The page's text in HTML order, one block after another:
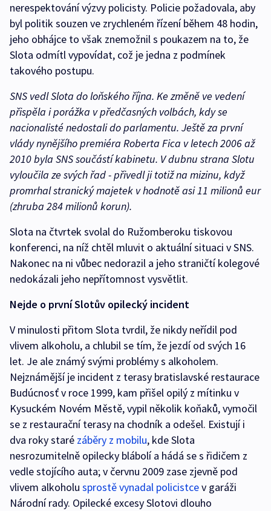
nerespektování výzvy policisty. Policie požadovala, aby
byl politik souzen ve zrychleném řízení během 48 hodin,
jeho obhájce to však znemožnil s poukazem na to, že
Slota odmítl vypovídat, což je jedna z podmínek
takového postupu.
SNS vedl Slota do loňského října. Ke změně ve vedení
přispěla i porážka v předčasných volbách, kdy se
nacionalisté nedostali do parlamentu. Ještě za první
vlády nynějšího premiéra Roberta Fica v letech 2006 až
2010 byla SNS součástí kabinetu. V dubnu strana Slotu
vyloučila ze svých řad - přivedl ji totiž na mizinu, když
promrhal stranický majetek v hodnotě asi 11 milionů eur
(zhruba 284 milionů korun).
Slota na čtvrtek svolal do Ružomberoku tiskovou
konferenci, na níž chtěl mluvit o aktuální situaci v SNS.
Nakonec na ni vůbec nedorazil a jeho straničtí kolegové
nedokázali jeho nepřítomnost vysvětlit.
Nejde o první Slotův opilecký incident
V minulosti přitom Slota tvrdil, že nikdy neřídil pod
vlivem alkoholu, a chlubil se tím, že jezdí od svých 16
let. Je ale známý svými problémy s alkoholem.
Nejznámější je incident z terasy bratislavské restaurace
Budúcnosť v roce 1999, kam přišel opilý z mítinku v
Kysuckém Novém Městě, vypil několik koňaků, vymočil
se z restaurační terasy na chodník a odešel. Existují i
dva roky staré záběry z mobilu, kde Slota
nesrozumitelně opilecky blábolí a hádá se s řidičem z
vedle stojícího auta; v červnu 2009 zase zjevně pod
vlivem alkoholu sprostě vynadal policistcev garáži
Národní rady. Opilecké excesy Slotovi dlouho